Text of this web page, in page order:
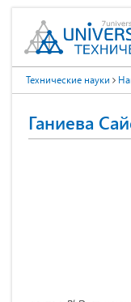
Технические науки
Ганиева